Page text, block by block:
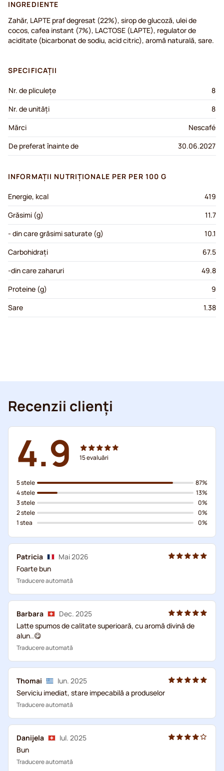
INGREDIENTE
Zahăr, LAPTE praf degresat (22%), sirop de glucoză, ulei de
cocos, cafea instant (7%), LACTOSE (LAPTE), regulator de
aciditate (bicarbonat de sodiu, acid citric), aromă naturală, sare.
SPECIFICAȚII
Nr. de pliculețe
8
Nr. de unități
8
Mărci
Nescafé
De preferat înainte de
30.06.2027
INFORMAȚII NUTRIȚIONALE PER PER 100 G
Energie, kcal
419
Grăsimi (g)
11.7
- din care grăsimi saturate (g)
10.1
Carbohidrați
67.5
-din care zaharuri
49.8
Proteine (g)
9
Sare
1.38
Recenzii clienți
4.9 15evaluări
5 stele
4 stele
3 stele
2 stele
1 stea
87%
13%
0%
0%
0%
Patricia
Mai 2026
Foarte bun
Traducere automată
Barbara
Dec. 2025
Latte spumos de calitate superioară, cu aromă divină de
alun..😋
Traducere automată
Thomai
Iun. 2025
Serviciu imediat, stare impecabilă a produselor
Traducere automată
Danijela
Iul. 2025
Bun
Traducere automată